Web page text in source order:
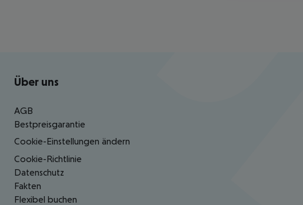
Footer navigation
Über uns
AGB
Bestpreisgarantie
Cookie-Einstellungen ändern
Cookie-Richtlinie
Datenschutz
Fakten
Flexibel buchen